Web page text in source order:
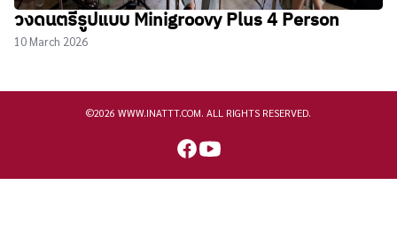
วงดนตรีรูปแบบ Minigroovy Plus 4 Person
10 March 2026
©2026 WWW.INATTT.COM. ALL RIGHTS RESERVED.